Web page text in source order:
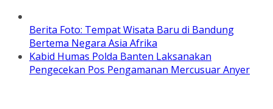
Berita Foto: Tempat Wisata Baru di Bandung
Bertema Negara Asia Afrika
Kabid Humas Polda Banten Laksanakan
Pengecekan Pos Pengamanan Mercusuar Anyer